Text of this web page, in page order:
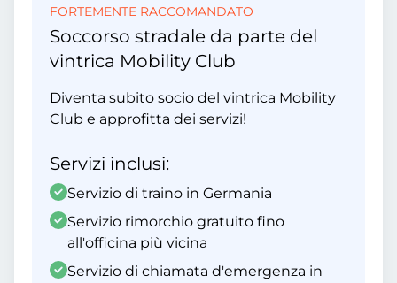
FORTEMENTE RACCOMANDATO
Soccorso stradale da parte del
vintrica Mobility Club
Diventa subito socio del vintrica Mobility
Club e approfitta dei servizi!
Servizi inclusi:
Servizio di traino in Germania
Servizio rimorchio gratuito fino
all'officina più vicina
Servizio di chiamata d'emergenza in